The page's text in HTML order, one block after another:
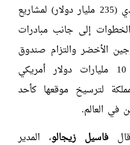
الطاقة، منها 880 مليار ريال سعودي (235 مليار دولار) لمشاريع
إلى جانب مبادرات
الأخضر والتزام صندوق
الاستثمارات العامة بتخصيص 10 مليارات دولار أمريكي
لترسيخ موقعها كأحد
في العالم.
فاسيل زيجالو، المدير